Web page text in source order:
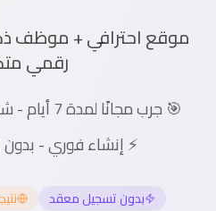
موقع احترافي + موظف
رقمي
🎯 جرب مجانًا لمدة 7 أيام - شوف النتيجة قبل ما تدفع
⚡ إنشاء فوري - بدون
بدون تسجيل معقد